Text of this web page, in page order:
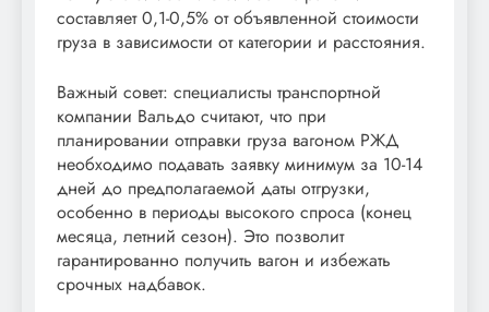
составляет 0,1-0,5% от объявленной стоимости
груза в зависимости от категории и расстояния.
Важный совет: специалисты транспортной
компании Вальдо считают, что при
планировании отправки груза вагоном РЖД
необходимо подавать заявку минимум за 10-14
дней до предполагаемой даты отгрузки,
особенно в периоды высокого спроса (конец
месяца, летний сезон). Это позволит
гарантированно получить вагон и избежать
срочных надбавок.